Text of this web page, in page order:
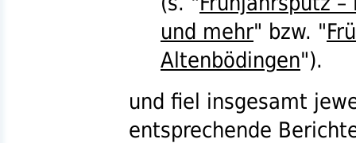
und mehr" bzw. "
Altenbödingen").
und fiel insgesamt
entsprechende